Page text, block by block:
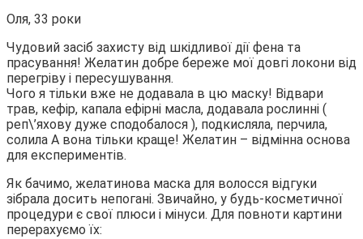
Оля, 33 роки
Чудовий засіб захисту від шкідливої дії фена та
прасування! Желатин добре береже мої довгі локони від
перегріву і пересушування.
Чого я тільки вже не додавала в цю маску! Відвари
трав, кефір, капала ефірні масла, додавала рослинні (
реп\’яхову дуже сподобалося ), подкисляла, перчила,
солила А вона тільки краще! Желатин – відмінна основа
для експериментів.
Як бачимо, желатинова маска для волосся відгуки
зібрала досить непогані. Звичайно, у будь-косметичної
процедури є свої плюси і мінуси. Для повноти картини
перерахуємо їх: